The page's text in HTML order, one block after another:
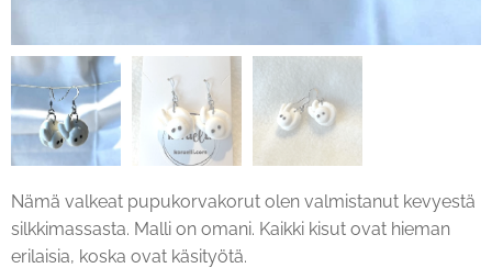
Nämä valkeat pupukorvakorut olen valmistanut kevyestä
silkkimassasta. Malli on omani. Kaikki kisut ovat hieman
erilaisia, koska ovat käsityötä.